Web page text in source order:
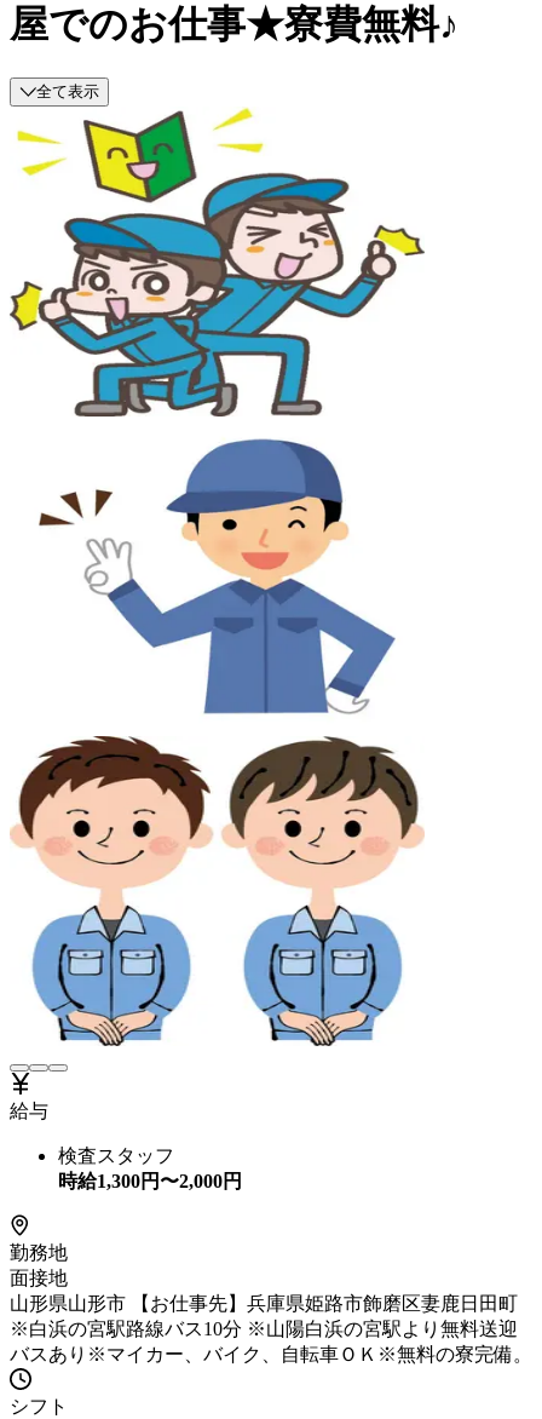
屋でのお仕事★寮費無料♪
全て表示
給与
検査スタッフ
時給1,300円〜2,000円
勤務地
面接地
山形県山形市 【お仕事先】兵庫県姫路市飾磨区妻鹿日田町
※白浜の宮駅路線バス10分 ※山陽白浜の宮駅より無料送迎
バスあり※マイカー、バイク、自転車ＯＫ※無料の寮完備。
シフト